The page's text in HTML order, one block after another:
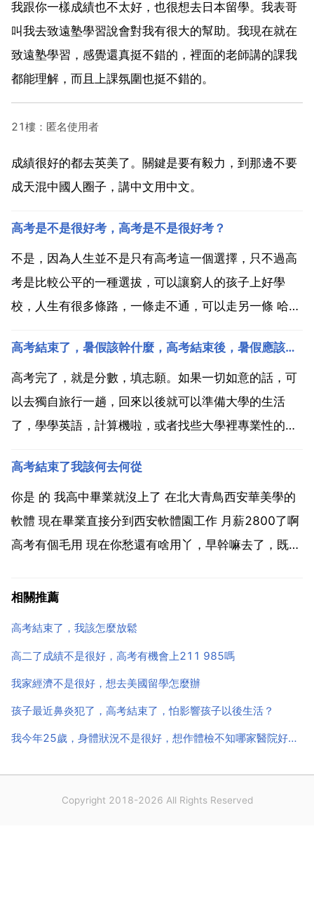
我跟你一樣成績也不太好，也很想去日本留學。我表哥
叫我去致遠塾學習說會對我有很大的幫助。我現在就在
致遠塾學習，感覺還真挺不錯的，裡面的老師講的課我
都能理解，而且上課氛圍也挺不錯的。
21樓：匿名使用者
成績很好的都去英美了。關鍵是要有毅力，到那邊不要
成天混中國人圈子，講中文用中文。
高考是不是很好考，高考是不是很好考？
不是，因為人生並不是只有高考這一個選擇，只不過高
考是比較公平的一種選拔，可以讓窮人的孩子上好學
校，人生有很多條路，一條走不通，可以走另一條 哈
你自己努不努力啦，還有你對高考的態度與期望值，一
般情況下只要你努力了，你的期望值與你的真實水平在
同一平面上，就...
高考結束了，暑假該幹什麼，高考結束後，暑假應該做些什麼事情？
高考完了，就是分數，填志願。如果一切如意的話，可
以去獨自旅行一趟，回來以後就可以準備大學的生活
了，學學英語，計算機啦，或者找些大學裡專業性的書
以免影響大學生活 高考結束了，該是你想想怎麼過好大
學4年美好時光的時候了。大學4年光陰如箭，如果不好
好的過好...
高考結束了我該何去何從
你是 的 我高中畢業就沒上了 在北大青鳥西安華美學的
軟體 現在畢業直接分到西安軟體園工作 月薪2800了啊
高考有個毛用 現在你愁還有啥用丫，早幹嘛去了，既然
分數不理想嗎，那就想開點嘛，我去年高考的，也不理
相關推薦
高考結束了，我該怎麼放鬆
高二了成績不是很好，高考有機會上211 985嗎
我家經濟不是很好，想去美國留學怎麼辦
孩子最近鼻炎犯了，高考結束了，怕影響孩子以後生活？
我今年25歲，身體狀況不是很好，想作體檢不知哪家醫院好點，大
Copyright 2018-2026 All Rights Reserved